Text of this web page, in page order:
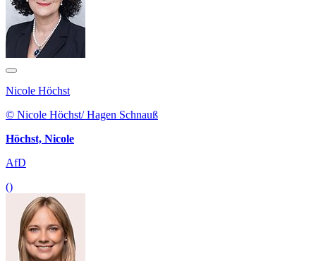
Nicole Höchst
© Nicole Höchst/ Hagen Schnauß
Höchst, Nicole
AfD
()